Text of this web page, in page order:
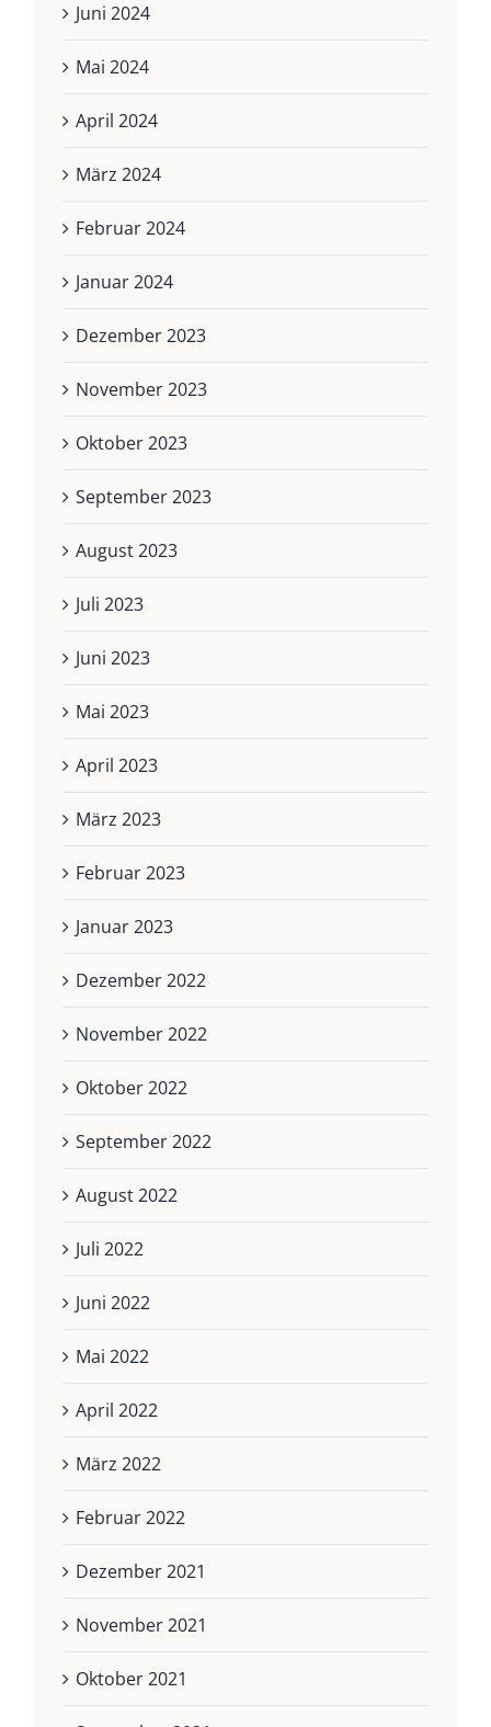
Juni 2024
Mai 2024
April 2024
März 2024
Februar 2024
Januar 2024
Dezember 2023
November 2023
Oktober 2023
September 2023
August 2023
Juli 2023
Juni 2023
Mai 2023
April 2023
März 2023
Februar 2023
Januar 2023
Dezember 2022
November 2022
Oktober 2022
September 2022
August 2022
Juli 2022
Juni 2022
Mai 2022
April 2022
März 2022
Februar 2022
Dezember 2021
November 2021
Oktober 2021